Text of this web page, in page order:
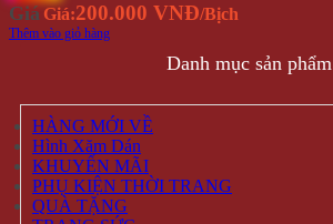
Giá Giá:200.000 VNĐ/Bịch
Thêm vào giỏ hàng
Danh mục sản phẩm
HÀNG MỚI VỀ
Hình Xăm Dán
KHUYẾN MÃI
PHỤ KIỆN THỜI TRANG
QUÀ TẶNG